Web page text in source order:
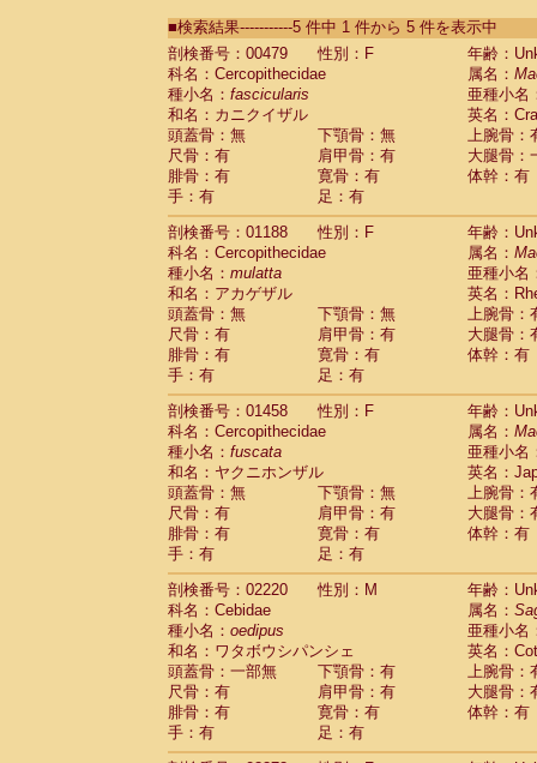
CebidaeSaguinus labiatus(0)
Cebidae Saguinus leucopus (0)
CebidaeSaguinus midas
CebidaeSaguinus mystax
CebidaeSaguinus nigricollis (1)
Cebidae Saguinus oedipus
Cebidae Saguinus weddelli
Cebidae Saguinusspp.
Cebidae Aotus trivirgatus
Cebidae Cebus albifrons
CebidaeCebus apella
Cebidae
CebidaeCebus nigrivittatus
Cebidae Cebusspp.(0)
Cebidae Saimiri boliviensis
Cebidae Saimiri sciureus
Atelidae Alouatta caraya
AtelidaeAlouatta fusca
AtelidaeAlouatta seniculus
AtelidaeAlouatta
Atelidae Ateles belzebuth
Atelidae Ateles geoffroyi
Atelidae Ateles paniscus
Atelidae Atelesspp.
Atelidae Lagothrix lagothricha
AtelidaeLagothrix lagothricha cana(0)
Pitheciidae
Cacajao calvus
Pitheciidae
Callicebus cupreus(0)
Pitheciidae Callicebus donacophilus(0)
PitheciidaeCallicebus moloch(0)
Pitheciidae Callicebus torquatus(0)
Pitheciidae Callicebus
Pitheciidae Chiropotes satanas
Pitheciidae Pithecia monachus
■検索結果-----------5 件中 1 件から 5 件を表示中
剖検番号：00479
性別：F
年齢：
科名：Cercopithecidae
属名：
種小名： fascicularis
亜種小名
和名：カニクイザル
英名：
頭蓋骨：無
下顎骨：無
上腕骨：
尺骨：有
肩甲骨：有
大腿骨：
腓骨：有
寛骨：有
体幹：有
手：有
足：有
剖検番号：01188
性別：F
年齢：
科名：Cercopithecidae
属名：
種小名： mulatta
亜種小名
和名：アカゲザル
英名：
頭蓋骨：無
下顎骨：無
上腕骨：
尺骨：有
肩甲骨：有
大腿骨：
腓骨：有
寛骨：有
体幹：有
手：有
足：有
剖検番号：01458
性別：F
年齢：
科名：Cercopithecidae
属名：
種小名： fuscata
亜種小名
和名：ヤクニホンザル
英名：
頭蓋骨：無
下顎骨：無
上腕骨：
尺骨：有
肩甲骨：有
大腿骨：
腓骨：有
寛骨：有
体幹：有
手：有
足：有
剖検番号：02220
性別：M
年齢：
科名：Cebidae
属名：
種小名： oedipus
亜種小名
和名：ワタボウシパンシェ
英名：
頭蓋骨：一部無
下顎骨：有
上腕骨：
尺骨：有
肩甲骨：有
大腿骨：
腓骨：有
寛骨：有
体幹：有
手：有
足：有